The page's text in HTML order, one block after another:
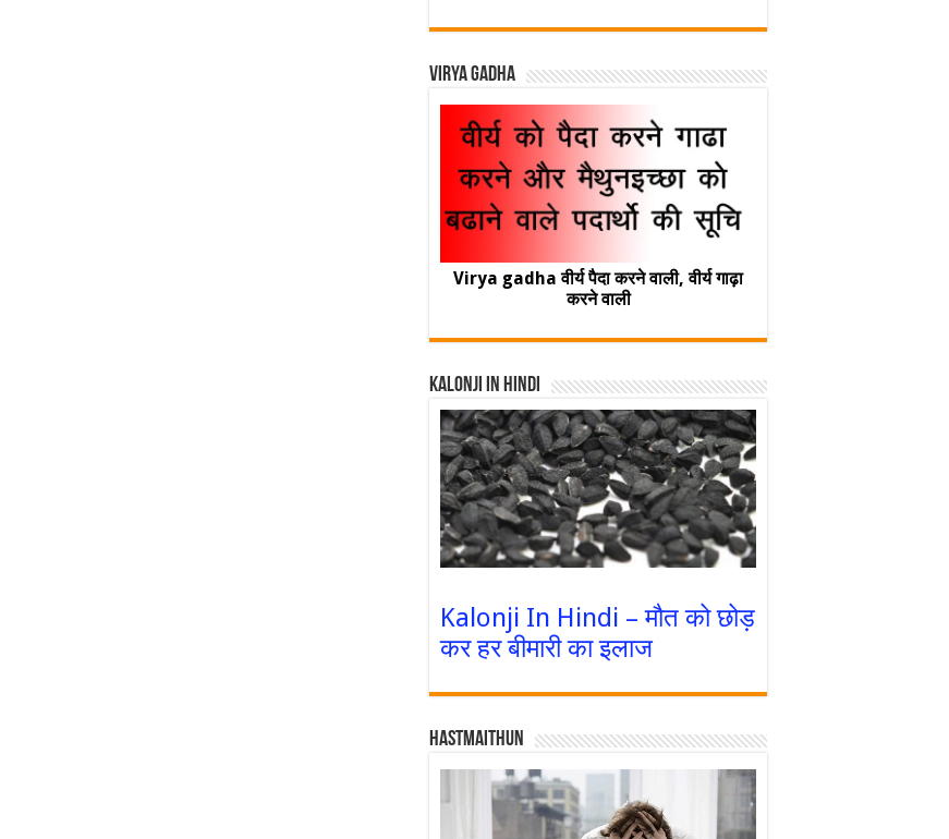
Virya Gadha
Virya gadha वीर्य पैदा करने वाली, वीर्य गाढ़ा
करने वाली
Kalonji In Hindi
Kalonji In Hindi – मौत को छोड़
कर हर बीमारी का इलाज
Hastmaithun